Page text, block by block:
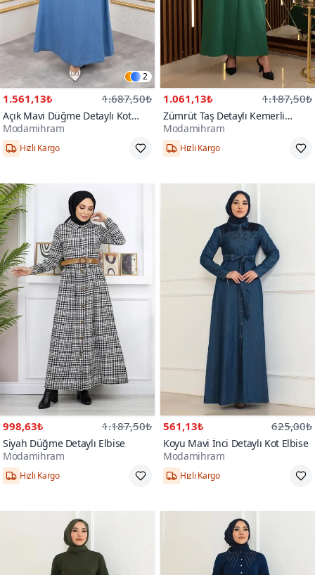
2
1.561,13₺ 1.687,50₺
Açık Mavi Düğme Detaylı Kot
Elbise
Modamihram
Hızlı Kargo
1.061,13₺ 1.187,50₺
Zümrüt Taş Detaylı Kemerli
Elbise
Modamihram
Hızlı Kargo
998,63₺ 1.187,50₺
Siyah Düğme Detaylı Elbise
Modamihram
Hızlı Kargo
561,13₺ 625,00₺
Koyu Mavi İnci Detaylı Kot Elbise
Modamihram
Hızlı Kargo